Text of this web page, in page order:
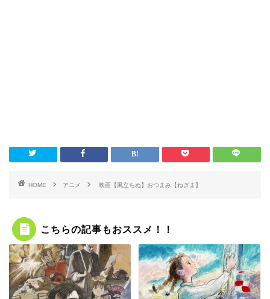
HOME アニメ 映画【風立ちぬ】おつまみ【ねぎま】
こちらの記事もおススメ！！